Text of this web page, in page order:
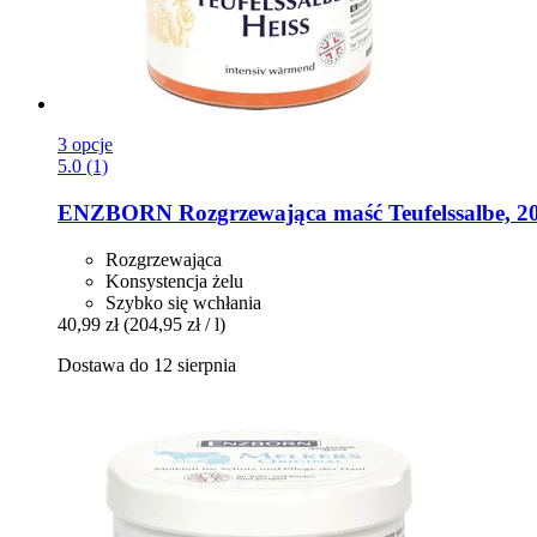
3 opcje
5.0 (1)
ENZBORN Rozgrzewająca maść Teufelssalbe,
Rozgrzewająca
Konsystencja żelu
Szybko się wchłania
40,99 zł (204,95 zł / l)
Dostawa do 12 sierpnia